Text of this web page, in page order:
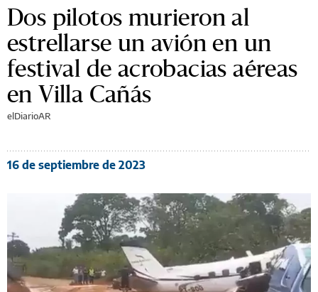
Dos pilotos murieron al
estrellarse un avión en un
festival de acrobacias aéreas
en Villa Cañás
elDiarioAR
16 de septiembre de 2023